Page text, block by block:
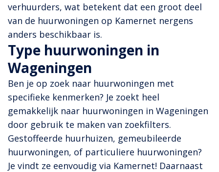
verhuurders, wat betekent dat een groot deel
van de huurwoningen op Kamernet nergens
anders beschikbaar is.
Type huurwoningen in
Wageningen
Ben je op zoek naar huurwoningen met
specifieke kenmerken? Je zoekt heel
gemakkelijk naar huurwoningen in Wageningen
door gebruik te maken van zoekfilters.
Gestoffeerde huurhuizen, gemeubileerde
huurwoningen, of particuliere huurwoningen?
Je vindt ze eenvoudig via Kamernet! Daarnaast